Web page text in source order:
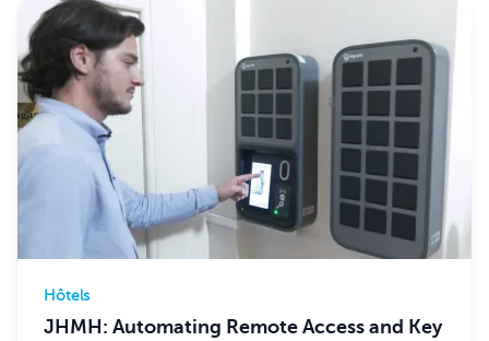
Hôtels
JHMH: Automating Remote Access and Key